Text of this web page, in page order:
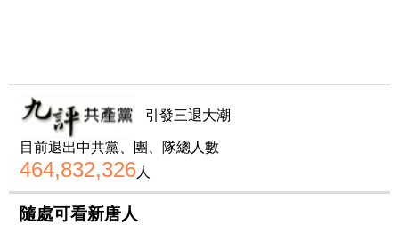
引發三退大潮
目前退出中共黨、團、隊總人數
464,832,326人
隨處可看新唐人